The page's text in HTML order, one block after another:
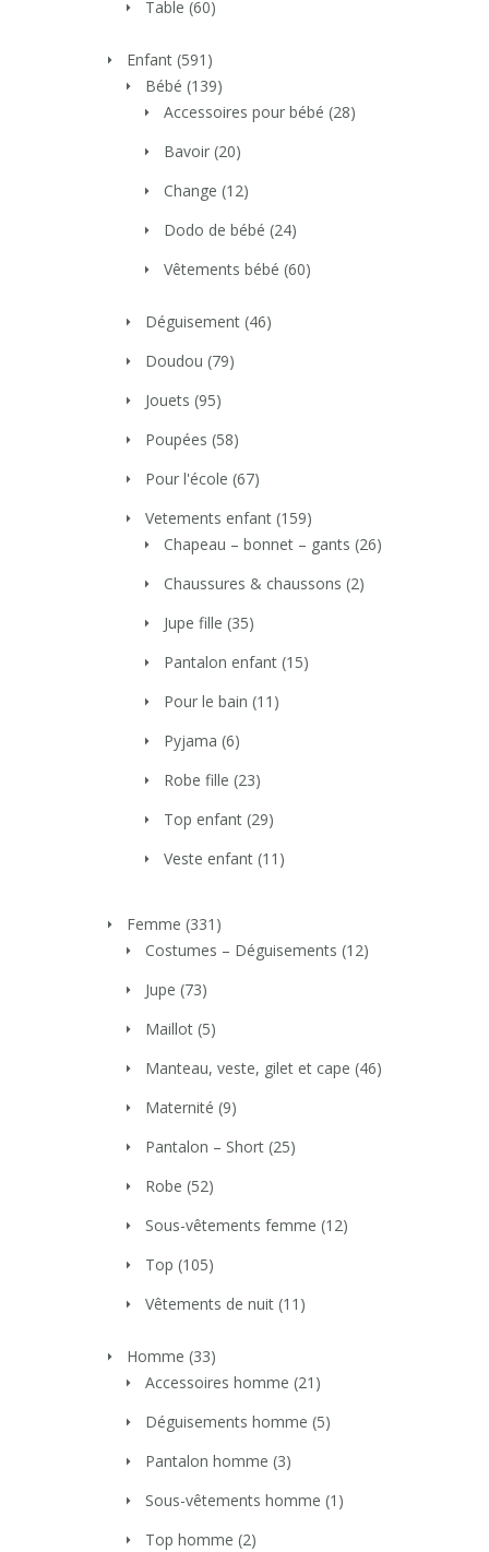
Table (60)
Enfant (591)
Bébé (139)
Accessoires pour bébé (28)
Bavoir (20)
Change (12)
Dodo de bébé (24)
Vêtements bébé (60)
Déguisement (46)
Doudou (79)
Jouets (95)
Poupées (58)
Pour l'école (67)
Vetements enfant (159)
Chapeau – bonnet – gants (26)
Chaussures & chaussons (2)
Jupe fille (35)
Pantalon enfant (15)
Pour le bain (11)
Pyjama (6)
Robe fille (23)
Top enfant (29)
Veste enfant (11)
Femme (331)
Costumes – Déguisements (12)
Jupe (73)
Maillot (5)
Manteau, veste, gilet et cape (46)
Maternité (9)
Pantalon – Short (25)
Robe (52)
Sous-vêtements femme (12)
Top (105)
Vêtements de nuit (11)
Homme (33)
Accessoires homme (21)
Déguisements homme (5)
Pantalon homme (3)
Sous-vêtements homme (1)
Top homme (2)